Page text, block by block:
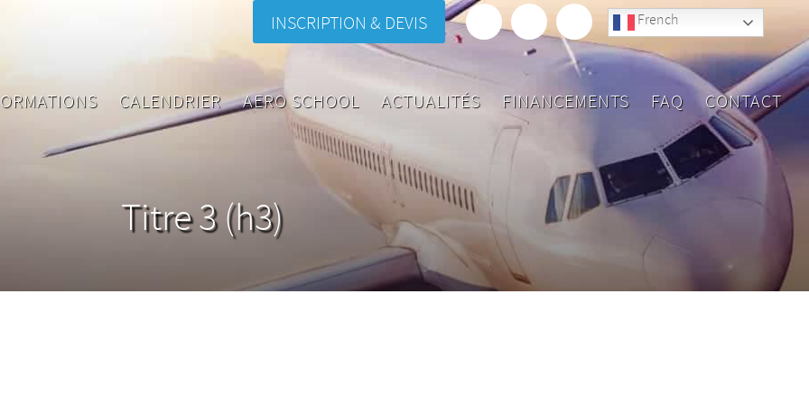
INSCRIPTION & DEVIS
CALENDRIER AERO SCHOOL ACTUALITÉS FINANCEMENTS FAQ CONTACT
Titre 3 (h3)
French